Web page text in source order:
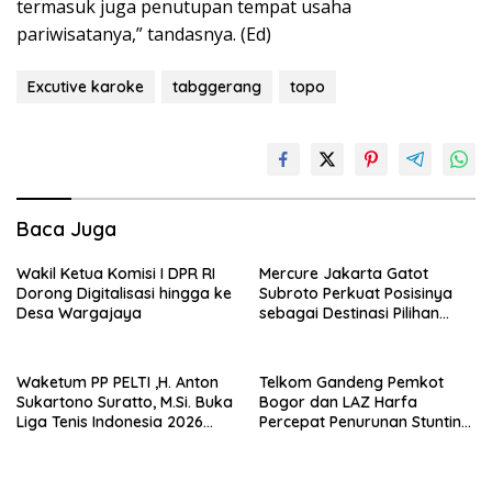
termasuk juga penutupan tempat usaha
pariwisatanya,” tandasnya. (Ed)
Excutive karoke tabggerang topo
Baca Juga
Wakil Ketua Komisi I DPR RI
Dorong Digitalisasi hingga ke
Desa Wargajaya
Mercure Jakarta Gatot
Subroto Perkuat Posisinya
sebagai Destinasi Pilihan
Jakarta Selatan
Waketum PP PELTI ,H. Anton
Sukartono Suratto, M.Si. Buka
Liga Tenis Indonesia 2026
Telkom Gandeng Pemkot
Bogor dan LAZ Harfa
Percepat Penurunan Stunting